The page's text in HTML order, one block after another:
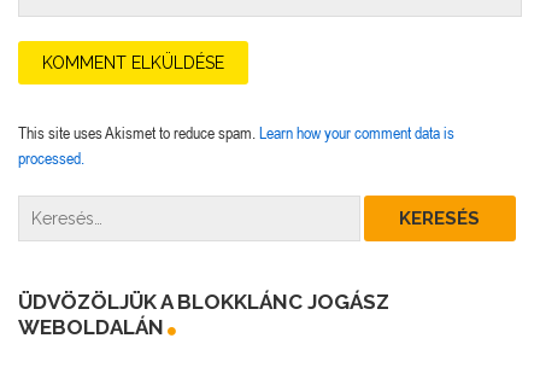
This site uses Akismet to reduce spam. Learn how your comment data is
processed.
ÜDVÖZÖLJÜK A BLOKKLÁNC JOGÁSZ
WEBOLDALÁN